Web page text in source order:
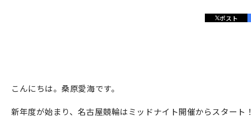
ポスト
こんにちは。桑原愛海です。
新年度が始まり、名古屋競輪はミッドナイト開催からスタート！